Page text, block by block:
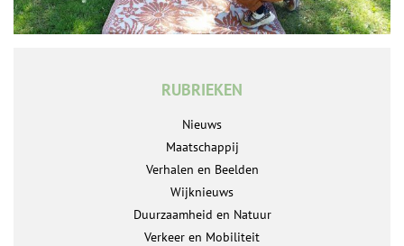
RUBRIEKEN
Nieuws
Maatschappij
Verhalen en Beelden
Wijknieuws
Duurzaamheid en Natuur
Verkeer en Mobiliteit